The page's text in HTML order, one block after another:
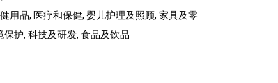
用品, 医疗和保健, 婴儿护理及照顾, 家具及零
护, 科技及研发, 食品及饮品